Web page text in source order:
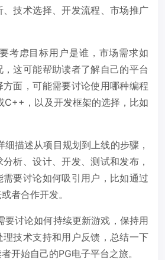
技术选择、开发流程、市场推广
考虑目标用户是谁，市场需求如
这可能帮助读者了解自己的平台
面，可能需要讨论使用哪种编程
C++，以及开发框架的选择，比如
描述从项目规划到上线的步骤，
析、设计、开发、测试和发布，
要讨论如何吸引用户，比如通过
者合作开发。
要讨论如何持续更新游戏，保持用
理技术支持和用户反馈，总结一下
开始自己的PG电子平台之旅。